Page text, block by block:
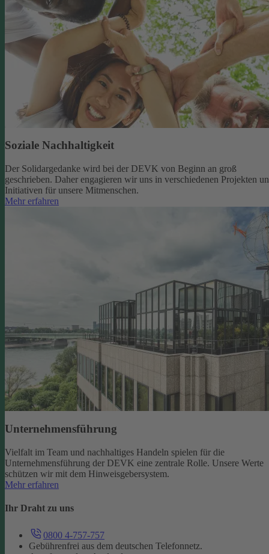
Soziale Nachhaltigkeit
Der Solidargedanke wird bei der DEVK von Beginn an groß
geschrieben. Daher engagieren wir uns in verschiedenen Projekten
Initiativen für unsere Mitmenschen.
Mehr erfahren
Unternehmensführung
Vielfalt im Team und nachhaltiges Handeln spielen für die
Unternehmensführung der DEVK eine zentrale Rolle. Unsere Werte
schützen wir mit dem Hinweisgebersystem.
Mehr erfahren
Ihr Draht zu uns
0800 4-757-757
Gebührenfrei aus dem deutschen Telefonnetz.